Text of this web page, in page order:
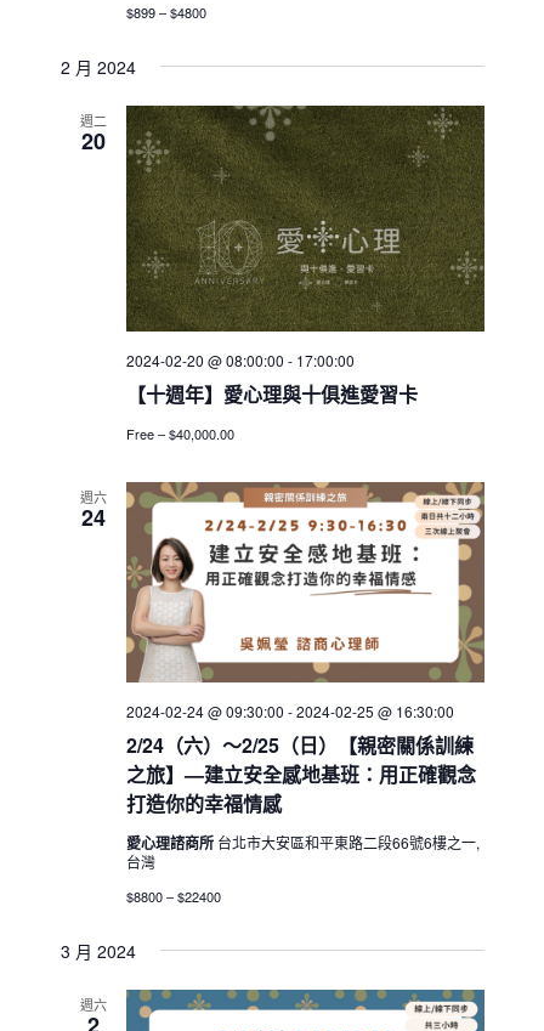
$899 – $4800
2 月 2024
週二
20
【十週年】愛心理與十俱進愛習卡
2024-02-20 @ 08:00:00 - 17:00:00
Free – $40,000.00
週六
24
2/24（六）～2/25（日）【親密關係訓練
之旅】—建立安全感地基班：用正確觀念
打造你的幸福情感
2024-02-24 @ 09:30:00 -2024-02-25 @ 16:30:00
愛心理諮商所 台北市大安區和平東路二段66號6樓之一,
台灣
$8800 – $22400
3 月 2024
週六